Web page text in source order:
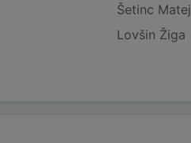
Šetinc Matej
Lovšin Žiga